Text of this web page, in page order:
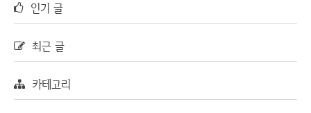
인기 글
최근 글
카테고리